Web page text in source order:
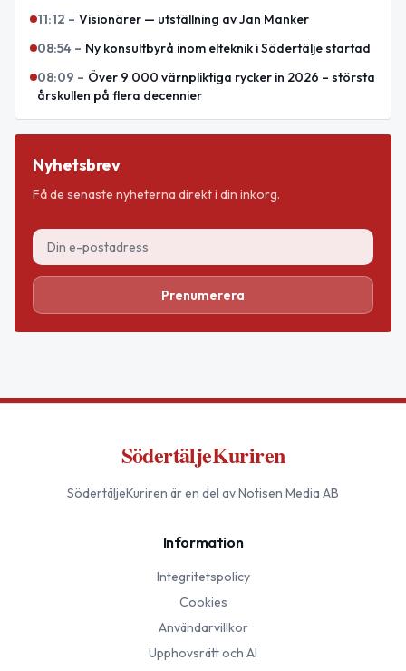
11:12 – Visionärer — utställning av Jan Manker
08:54 – Ny konsultbyrå inom elteknik i Södertälje startad
08:09 – Över 9 000 värnpliktiga rycker in 2026 – största
årskullen på flera decennier
Nyhetsbrev
Få de senaste nyheterna direkt i din inkorg.
Prenumerera
SödertäljeKuriren
SödertäljeKuriren är en del av Notisen Media AB
Information
Integritetspolicy
Cookies
Användarvillkor
Upphovsrätt och AI